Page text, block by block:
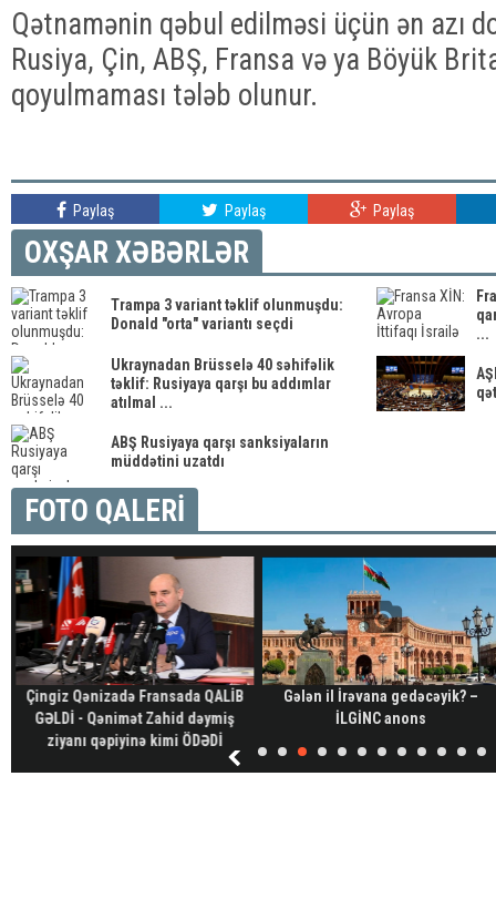
Qətnamənin qəbul edilməsi üçün ən azı
Rusiya, Çin, ABŞ, Fransa və ya Böyük
qoyulmaması tələb olunur.
Paylaş Paylaş Paylaş
OXŞAR XƏBƏRLƏR
Trampa 3 variant təklif olunmuşdu:
Donald "orta" variantı seçdi
...
Ukraynadan Brüsselə 40 səhifəlik
təklif: Rusiyaya qarşı bu addımlar
atılmal ...
ABŞ Rusiyaya qarşı sanksiyaların
müddətini uzatdı
FOTO QALERİ
Çingiz Qənizadə Fransada QALİB
GƏLDİ - Qənimət Zahid dəymiş
ziyanı qəpiyinə kimi ÖDƏDİ
Gələn il İrəvana gedəcəyik? –
İLGİNC anons